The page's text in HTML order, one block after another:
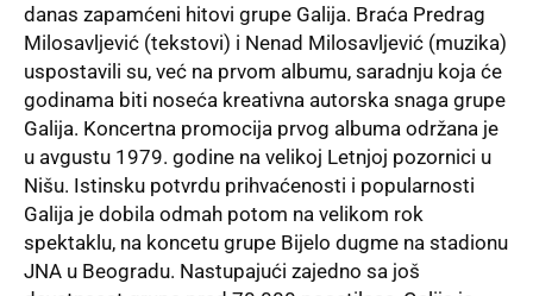
danas zapamćeni hitovi grupe Galija. Braća Predrag
Milosavljević (tekstovi) i Nenad Milosavljević (muzika)
uspostavili su, već na prvom albumu, saradnju koja će
godinama biti noseća kreativna autorska snaga grupe
Galija. Koncertna promocija prvog albuma održana je
u avgustu 1979. godine na velikoj Letnjoj pozornici u
Nišu. Istinsku potvrdu prihvaćenosti i popularnosti
Galija je dobila odmah potom na velikom rok
spektaklu, na koncetu grupe Bijelo dugme na stadionu
JNA u Beogradu. Nastupajući zajedno sa još